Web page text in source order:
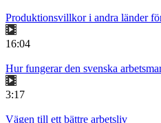
Produktionsvillkor i andra länder
16:04
Hur fungerar den svenska
3:17
Vägen till ett bättre arbetsliv